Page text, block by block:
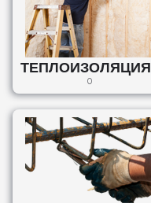
ТЕПЛОИЗОЛЯЦИЯ
0